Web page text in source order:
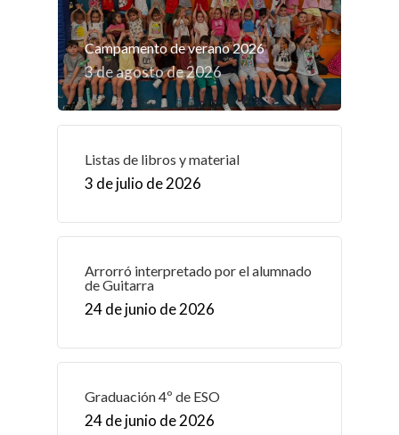
Campamento de verano 2026
3 de agosto de 2026
Listas de libros y material
3 de julio de 2026
Arrorró interpretado por el alumnado
de Guitarra
24 de junio de 2026
Graduación 4º de ESO
24 de junio de 2026